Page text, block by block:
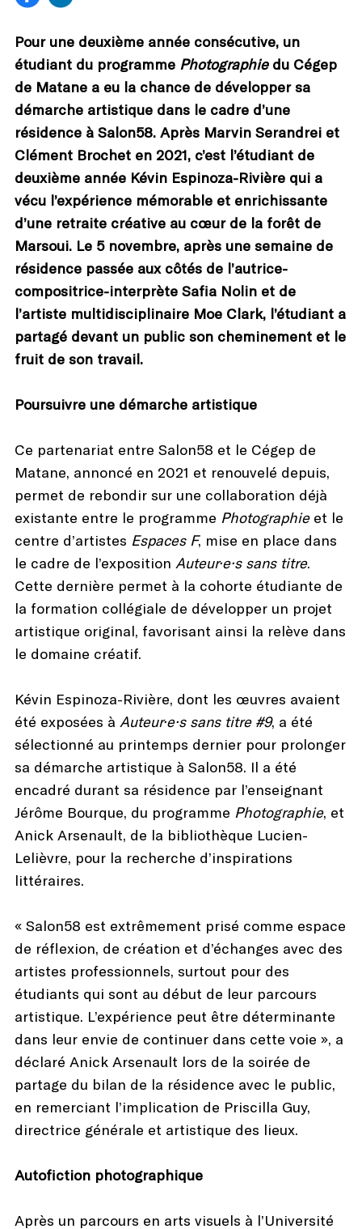
Pour une deuxième année consécutive, un
étudiant du programme Photographiedu Cégep
de Matane a eu la chance de développer sa
démarche artistique dans le cadre d’une
résidence à Salon58. Après Marvin Serandrei et
Clément Brochet en 2021, c’est l’étudiant de
deuxième année Kévin Espinoza-Rivière qui a
vécu l’expérience mémorable et enrichissante
d’une retraite créative au cœur de la forêt de
Marsoui. Le 5 novembre, après une semaine de
résidence passée aux côtés de l’autrice-
compositrice-interprète Safia Nolin et de
l’artiste multidisciplinaire Moe Clark, l’étudiant a
partagé devant un public son cheminement et le
fruit de son travail.
Poursuivre une démarche artistique
Ce partenariat entre Salon58 et le Cégep de
Matane, annoncé en 2021 et renouvelé depuis,
permet de rebondir sur une collaboration déjà
existante entre le programme Photographieet le
centre d’artistes Espaces F, mise en place dans
le cadre de l’exposition Auteur·e·s sans titre.
Cette dernière permet à la cohorte étudiante de
la formation collégiale de développer un projet
artistique original, favorisant ainsi la relève dans
le domaine créatif.
Kévin Espinoza-Rivière, dont les œuvres avaient
été exposées à Auteur·e·s sans titre #9, a été
sélectionné au printemps dernier pour prolonger
sa démarche artistique à Salon58. Il a été
encadré durant sa résidence par l’enseignant
Jérôme Bourque, du programme Photographie, et
Anick Arsenault, de la bibliothèque Lucien-
Lelièvre, pour la recherche d’inspirations
littéraires.
« Salon58 est extrêmement prisé comme espace
de réflexion, de création et d’échanges avec des
artistes professionnels, surtout pour des
étudiants qui sont au début de leur parcours
artistique. L’expérience peut être déterminante
dans leur envie de continuer dans cette voie », a
déclaré Anick Arsenault lors de la soirée de
partage du bilan de la résidence avec le public,
en remerciant l’implication de Priscilla Guy,
directrice générale et artistique des lieux.
Autofiction photographique
Après un parcours en arts visuels à l’Université